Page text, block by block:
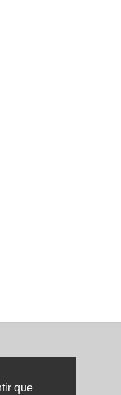
que